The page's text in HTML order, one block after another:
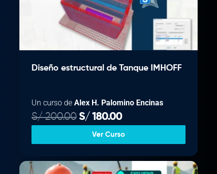
Diseño estructural de Tanque IMHOFF
Un curso de Alex H. Palomino Encinas
S/200.00 E
l
e
S/ 180.00E
l
p
e
Ver Curso